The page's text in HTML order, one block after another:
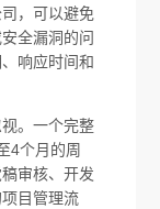
，可以避免
全漏洞的问
响应时间和
。一个完整
4个月的周
审核、开发
目管理流